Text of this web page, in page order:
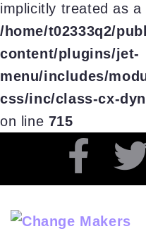
implicitly treated as
/home/t02333q2/
content/plugins/jet-
menu/includes/
css/inc/class-cx-
on line 715